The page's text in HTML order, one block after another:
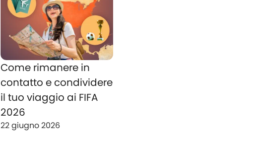
Come rimanere in
contatto e condividere
il tuo viaggio ai FIFA
2026
22 giugno 2026